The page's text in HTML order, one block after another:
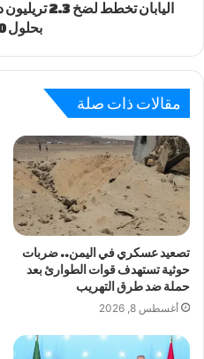
بحلول 2040
مقالات ذات صلة
تصعيد عسكري في اليمن.. ضربات
حوثية تستهدف قوات الطوارئ بعد
حملة ضد طرق التهريب
أغسطس 8, 2026